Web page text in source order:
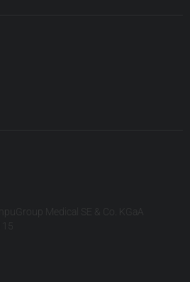
Medical SE & Co. KGaA